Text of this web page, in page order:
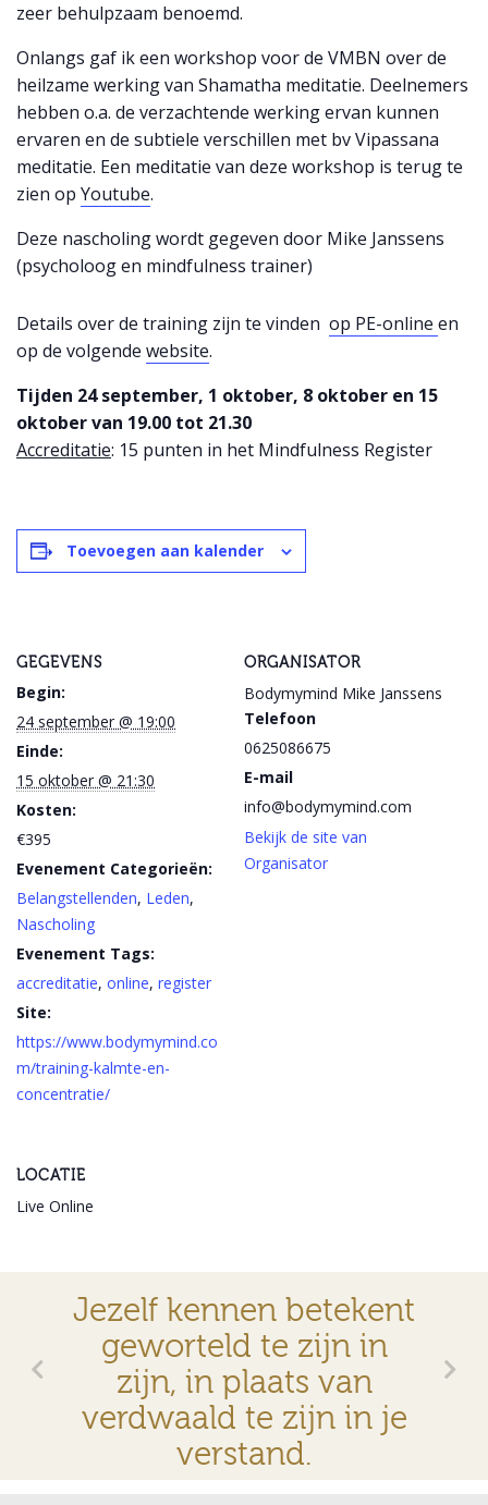
zeer behulpzaam benoemd.
Onlangs gaf ik een workshop voor de VMBN over de
heilzame werking van Shamatha meditatie. Deelnemers
hebben o.a. de verzachtende werking ervan kunnen
ervaren en de subtiele verschillen met bv Vipassana
meditatie. Een meditatie van deze workshop is terug te
zien op Youtube.
Deze nascholing wordt gegeven door Mike Janssens
(psycholoog en mindfulness trainer)
Details over de training zijn te vinden op PE-online en
op de volgende website.
Tijden 24 september, 1 oktober, 8 oktober en 15
oktober van 19.00 tot 21.30
Accreditatie: 15 punten in het Mindfulness Register
Toevoegen aan kalender
GEGEVENS
Begin:
24 september @ 19:00
Einde:
15 oktober @ 21:30
Kosten:
€395
Evenement Categorieën:
Belangstellenden, Leden,
Nascholing
Evenement Tags:
accreditatie, online, register
Site:
https://www.bodymymind.co
m/training-kalmte-en-
concentratie/
ORGANISATOR
Bodymymind Mike Janssens
Telefoon
0625086675
E-mail
info@bodymymind.com
Bekijk de site van
Organisator
LOCATIE
Live Online
Jezelf kennen betekent
geworteld te zijn in
zijn, in plaats van
verdwaald te zijn in je
verstand.